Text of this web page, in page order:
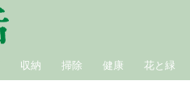
収納 掃除 健康 花と緑